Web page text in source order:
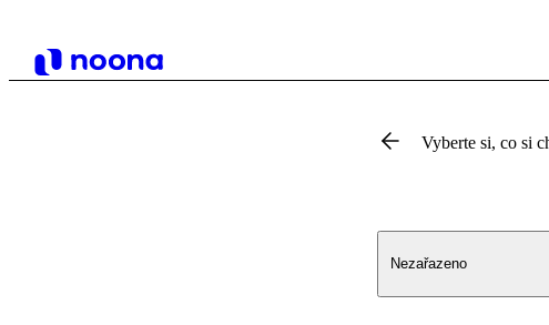
Vyberte si, co si
Nezařazeno